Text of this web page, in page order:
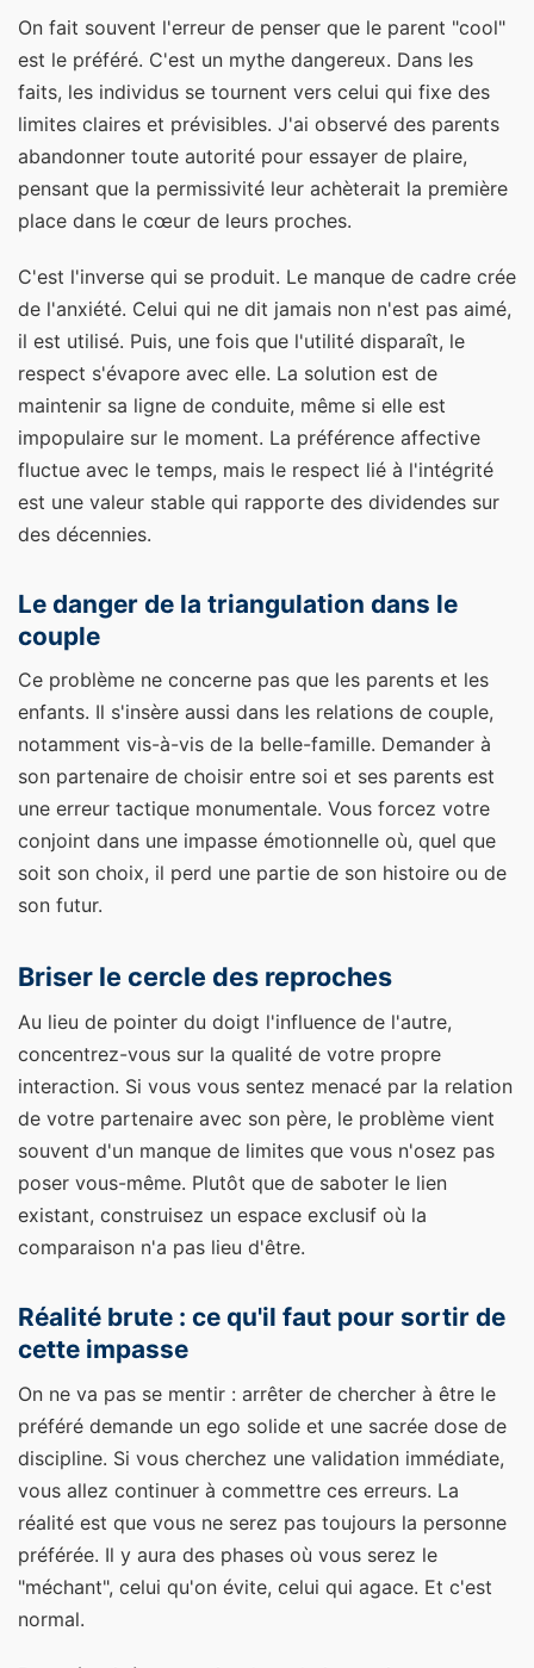
On fait souvent l'erreur de penser que le parent "cool"
est le préféré. C'est un mythe dangereux. Dans les
faits, les individus se tournent vers celui qui fixe des
limites claires et prévisibles. J'ai observé des parents
abandonner toute autorité pour essayer de plaire,
pensant que la permissivité leur achèterait la première
place dans le cœur de leurs proches.
C'est l'inverse qui se produit. Le manque de cadre crée
de l'anxiété. Celui qui ne dit jamais non n'est pas aimé,
il est utilisé. Puis, une fois que l'utilité disparaît, le
respect s'évapore avec elle. La solution est de
maintenir sa ligne de conduite, même si elle est
impopulaire sur le moment. La préférence affective
fluctue avec le temps, mais le respect lié à l'intégrité
est une valeur stable qui rapporte des dividendes sur
des décennies.
Le danger de la triangulation dans le
couple
Ce problème ne concerne pas que les parents et les
enfants. Il s'insère aussi dans les relations de couple,
notamment vis-à-vis de la belle-famille. Demander à
son partenaire de choisir entre soi et ses parents est
une erreur tactique monumentale. Vous forcez votre
conjoint dans une impasse émotionnelle où, quel que
soit son choix, il perd une partie de son histoire ou de
son futur.
Briser le cercle des reproches
Au lieu de pointer du doigt l'influence de l'autre,
concentrez-vous sur la qualité de votre propre
interaction. Si vous vous sentez menacé par la relation
de votre partenaire avec son père, le problème vient
souvent d'un manque de limites que vous n'osez pas
poser vous-même. Plutôt que de saboter le lien
existant, construisez un espace exclusif où la
comparaison n'a pas lieu d'être.
Réalité brute : ce qu'il faut pour sortir de
cette impasse
On ne va pas se mentir : arrêter de chercher à être le
préféré demande un ego solide et une sacrée dose de
discipline. Si vous cherchez une validation immédiate,
vous allez continuer à commettre ces erreurs. La
réalité est que vous ne serez pas toujours la personne
préférée. Il y aura des phases où vous serez le
"méchant", celui qu'on évite, celui qui agace. Et c'est
normal.